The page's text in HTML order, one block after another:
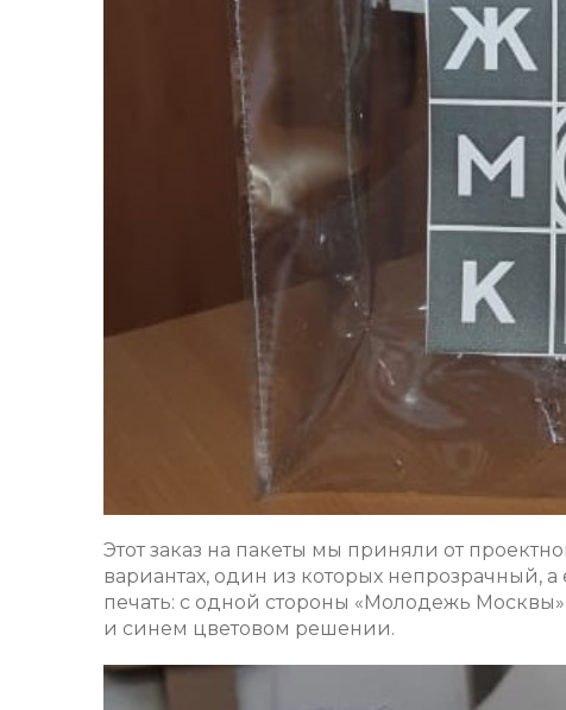
Этот заказ на пакеты мы приняли от
вариантах, один из которых непрозрачный,
печать: с одной стороны «Молодежь
и синем цветовом решении.